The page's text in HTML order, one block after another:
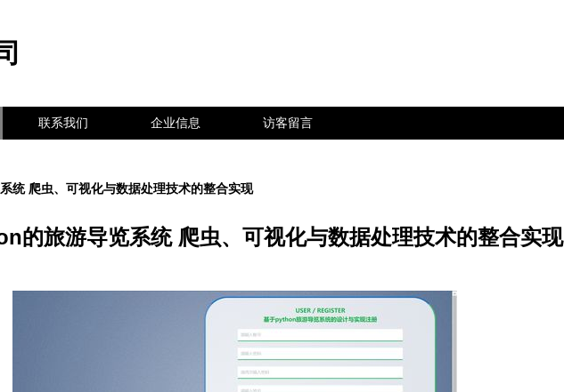
联系我们 企业信息 访客留言
统 爬虫、可视化与数据处理技术的整合实现
的旅游导览系统 爬虫、可视化与数据处理技术的整合实现